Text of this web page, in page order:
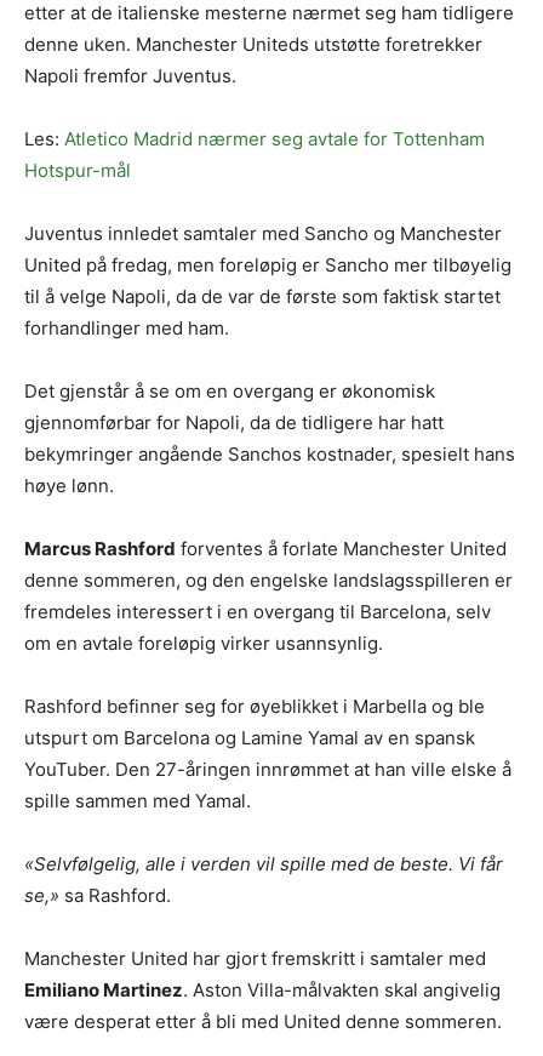
etter at de italienske mesterne nærmet seg ham tidligere
denne uken. Manchester Uniteds utstøtte foretrekker
Napoli fremfor Juventus.
Les: Atletico Madrid nærmer seg avtale for Tottenham
Hotspur-mål
Juventus innledet samtaler med Sancho og Manchester
United på fredag, men foreløpig er Sancho mer tilbøyelig
til å velge Napoli, da de var de første som faktisk startet
forhandlinger med ham.
Det gjenstår å se om en overgang er økonomisk
gjennomførbar for Napoli, da de tidligere har hatt
bekymringer angående Sanchos kostnader, spesielt hans
høye lønn.
Marcus Rashford forventes å forlate Manchester United
denne sommeren, og den engelske landslagsspilleren er
fremdeles interessert i en overgang til Barcelona, selv
om en avtale foreløpig virker usannsynlig.
Rashford befinner seg for øyeblikket i Marbella og ble
utspurt om Barcelona og Lamine Yamal av en spansk
YouTuber. Den 27-åringen innrømmet at han ville elske å
spille sammen med Yamal.
«Selvfølgelig, alle i verden vil spille med de beste. Vi får
se,» sa Rashford.
Manchester United har gjort fremskritt i samtaler med
Emiliano Martinez. Aston Villa-målvakten skal angivelig
være desperat etter å bli med United denne sommeren.